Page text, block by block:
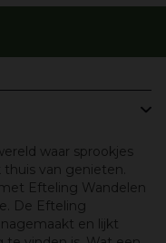
waar sprookjes
van genieten.
Efteling Wandelen
De Efteling
en lijkt